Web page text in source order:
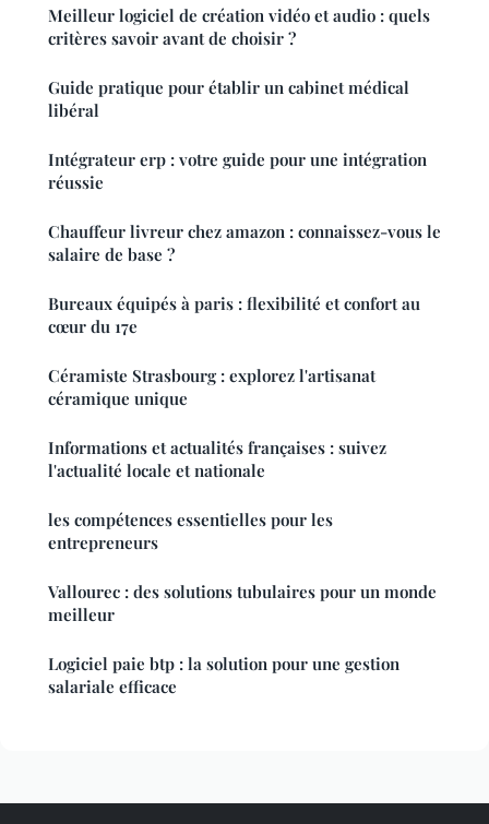
Meilleur logiciel de création vidéo et audio : quels
critères savoir avant de choisir ?
Guide pratique pour établir un cabinet médical
libéral
Intégrateur erp : votre guide pour une intégration
réussie
Chauffeur livreur chez amazon : connaissez-vous le
salaire de base ?
Bureaux équipés à paris : flexibilité et confort au
cœur du 17e
Céramiste Strasbourg : explorez l'artisanat
céramique unique
Informations et actualités françaises : suivez
l'actualité locale et nationale
les compétences essentielles pour les
entrepreneurs
Vallourec : des solutions tubulaires pour un monde
meilleur
Logiciel paie btp : la solution pour une gestion
salariale efficace